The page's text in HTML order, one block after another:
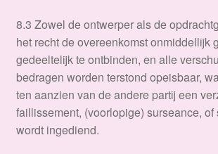
8.3 Zowel de ontwerper als de
het recht de overeenkomst onmiddellijk
gedeeltelijk te ontbinden, en alle
bedragen worden terstond opeisbaar,
ten aanzien van de andere partij een
faillissement, (voorlopige) surseance,
wordt ingediend.